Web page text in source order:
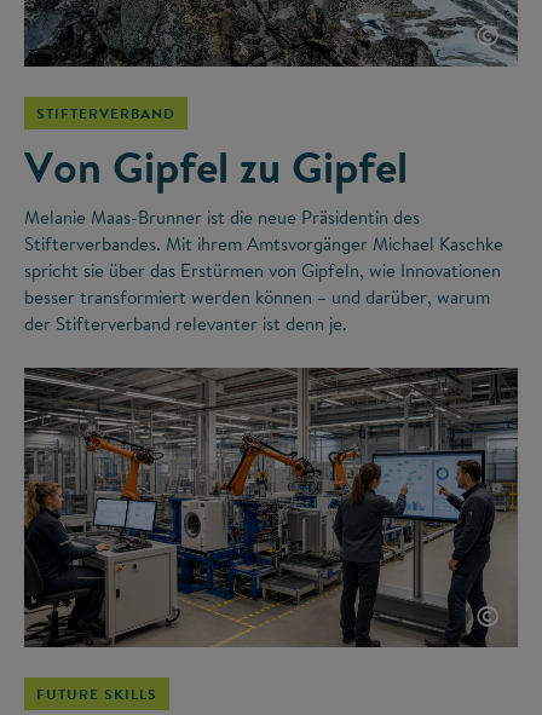
©
STIFTERVERBAND
Von Gipfel zu Gipfel
Melanie Maas-Brunner ist die neue Präsidentin des
Stifterverbandes. Mit ihrem Amtsvorgänger Michael Kaschke
spricht sie über das Erstürmen von Gipfeln, wie Innovationen
besser transformiert werden können – und darüber, warum
der Stifterverband relevanter ist denn je.
©
FUTURE SKILLS